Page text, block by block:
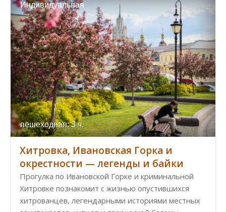
Индивидуальная
пешеходная: 3 ч.
Хитровка, Ивановская Горка и
окрестности — легенды и байки
Прогулка по Ивановской Горке и криминальной
Хитровке познакомит с жизнью опустившихся
хитрованцев, легендарными историями местных